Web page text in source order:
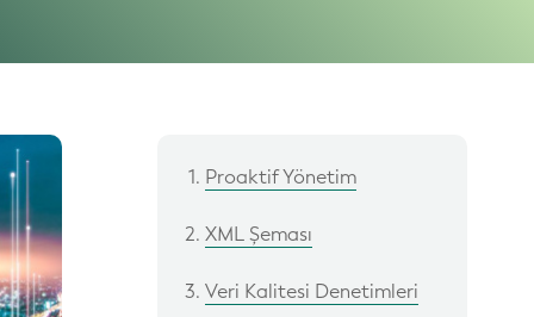
Proaktif Yönetim
XML Şeması
Veri Kalitesi Denetimleri